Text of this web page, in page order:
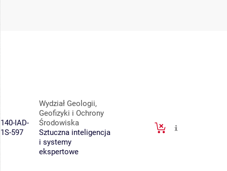
140-IAD-
1S-597
Wydział Geologii,
Geofizyki i Ochrony
Środowiska
Sztuczna inteligencja
i systemy
ekspertowe